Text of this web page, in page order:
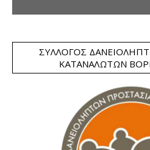
ΣΎΛΛΟΓΟΣ
ΚΑΤΑΝΑΛΩΤΏΝ